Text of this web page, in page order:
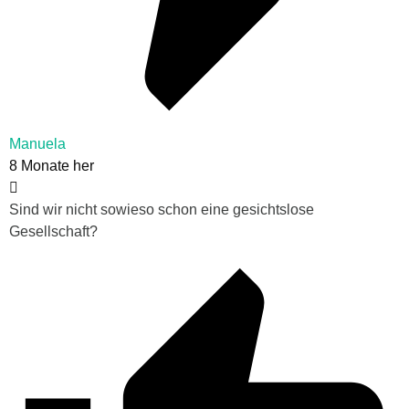
Manuela
8 Monate her
Sind wir nicht sowieso schon eine gesichtslose
Gesellschaft?